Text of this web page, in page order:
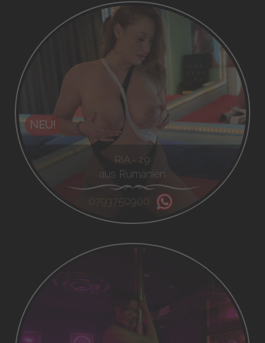
NEU!
RIA - 29
aus Rumänien
0793750900